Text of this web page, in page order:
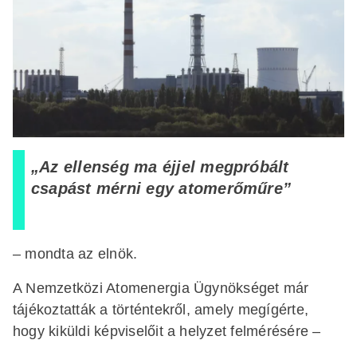
„Az ellenség ma éjjel megpróbált
csapást mérni egy atomerőműre”
– mondta az elnök.
A Nemzetközi Atomenergia Ügynökséget már
tájékoztatták a történtekről, amely megígérte,
hogy kiküldi képviselőit a helyzet felmérésére –